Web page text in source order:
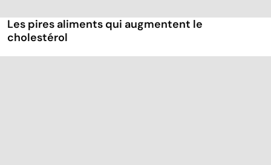
Les pires aliments qui augmentent le
cholestérol